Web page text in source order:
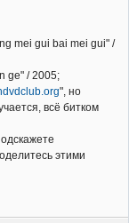
mei gui bai mei gui" /
ge" / 2005;
", но
всё битком
этими